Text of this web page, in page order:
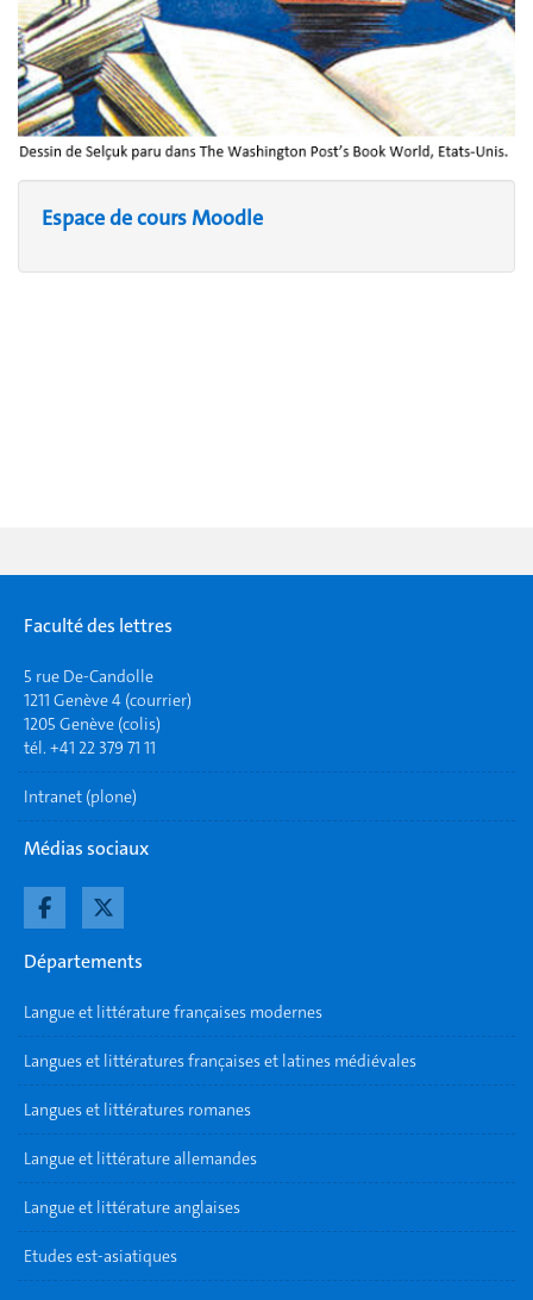
Espace de cours Moodle
Faculté des lettres
5 rue De-Candolle
1211 Genève 4 (courrier)
1205 Genève (colis)
tél. +41 22 379 71 11
Intranet (plone)
Médias sociaux
Départements
Langue et littérature françaises modernes
Langues et littératures françaises et latines médiévales
Langues et littératures romanes
Langue et littérature allemandes
Langue et littérature anglaises
Etudes est-asiatiques